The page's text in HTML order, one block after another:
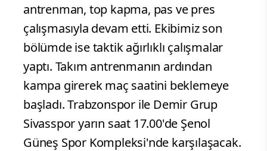
antrenman, top kapma, pas ve pres
çalışmasıyla devam etti. Ekibimiz son
bölümde ise taktik ağırlıklı çalışmalar
yaptı. Takım antrenmanın ardından
kampa girerek maç saatini beklemeye
başladı. Trabzonspor ile Demir Grup
Sivasspor yarın saat 17.00'de Şenol
Güneş Spor Kompleksi'nde karşılaşacak.